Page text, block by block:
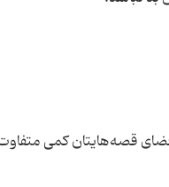
قصه‌هایتان كمی متفاوت